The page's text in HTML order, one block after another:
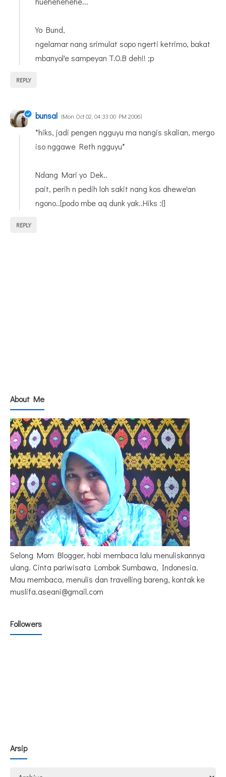
Yo Bund,
ngelamar nang srimulat sopo ngerti ketrimo, bakat
mbanyol'e sampeyan T.O.B deh!! ;p
REPLY
bunsal Mon Oct 02, 04:33:00 PM 2006
*hiks, jadi pengen ngguyu ma nangis skalian, mergo
iso nggawe Reth ngguyu*
Ndang Mari yo Dek..
pait, perih n pedih loh sakit nang kos dhewe'an
ngono..[podo mbe aq dunk yak..Hiks :(]
REPLY
About Me
Selong Mom Blogger, hobi membaca lalu menuliskannya
ulang. Cinta pariwisata Lombok Sumbawa, Indonesia.
Mau membaca, menulis dan travelling bareng, kontak ke
muslifa.aseani@gmail.com
Followers
Arsip